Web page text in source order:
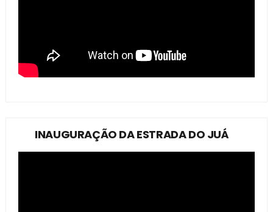
INAUGURAÇÃO DA ESTRADA DO JUÁ